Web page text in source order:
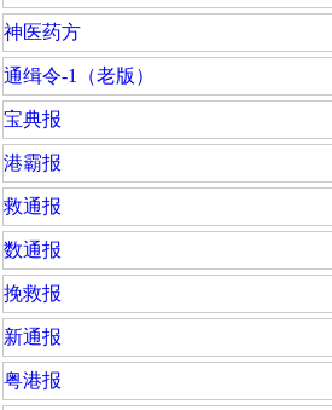
神医药方
通缉令-1（老版）
宝典报
港霸报
救通报
数通报
挽救报
新通报
粤港报